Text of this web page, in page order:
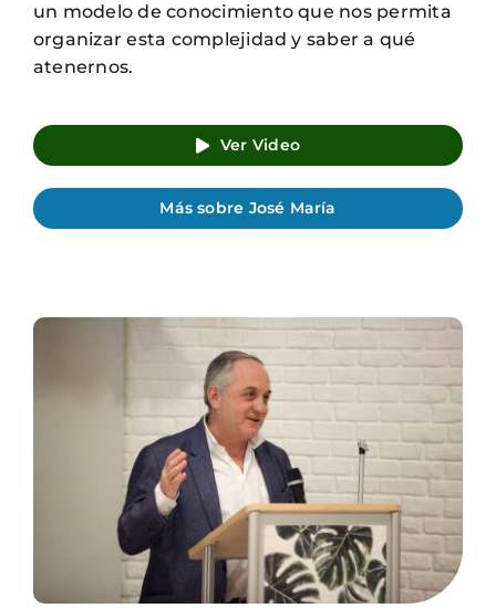
un modelo de conocimiento que nos permita
organizar esta complejidad y saber a qué
atenernos.
Ver Video
Más sobre José María